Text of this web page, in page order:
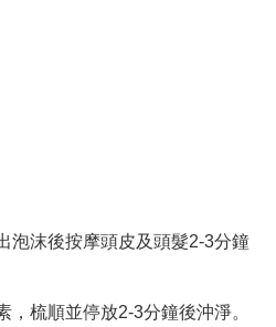
泡沫後按摩頭皮及頭髮2-3分鐘
，梳順並停放2-3分鐘後沖淨。